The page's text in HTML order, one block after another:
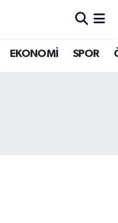
EKONOMİ SPOR